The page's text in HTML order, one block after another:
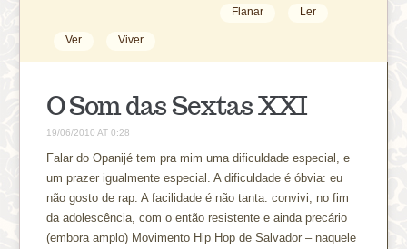
Flanar Ler
Ver Viver
O Som das Sextas XXI
19/06/2010 AT 0:28
Falar do Opanijé tem pra mim uma dificuldade especial, e
um prazer igualmente especial. A dificuldade é óbvia: eu
não gosto de rap. A facilidade é não tanta: convivi, no fim
da adolescência, com o então resistente e ainda precário
(embora amplo) Movimento Hip Hop de Salvador – naquele